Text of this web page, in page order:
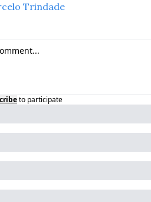
Trindade
to participate